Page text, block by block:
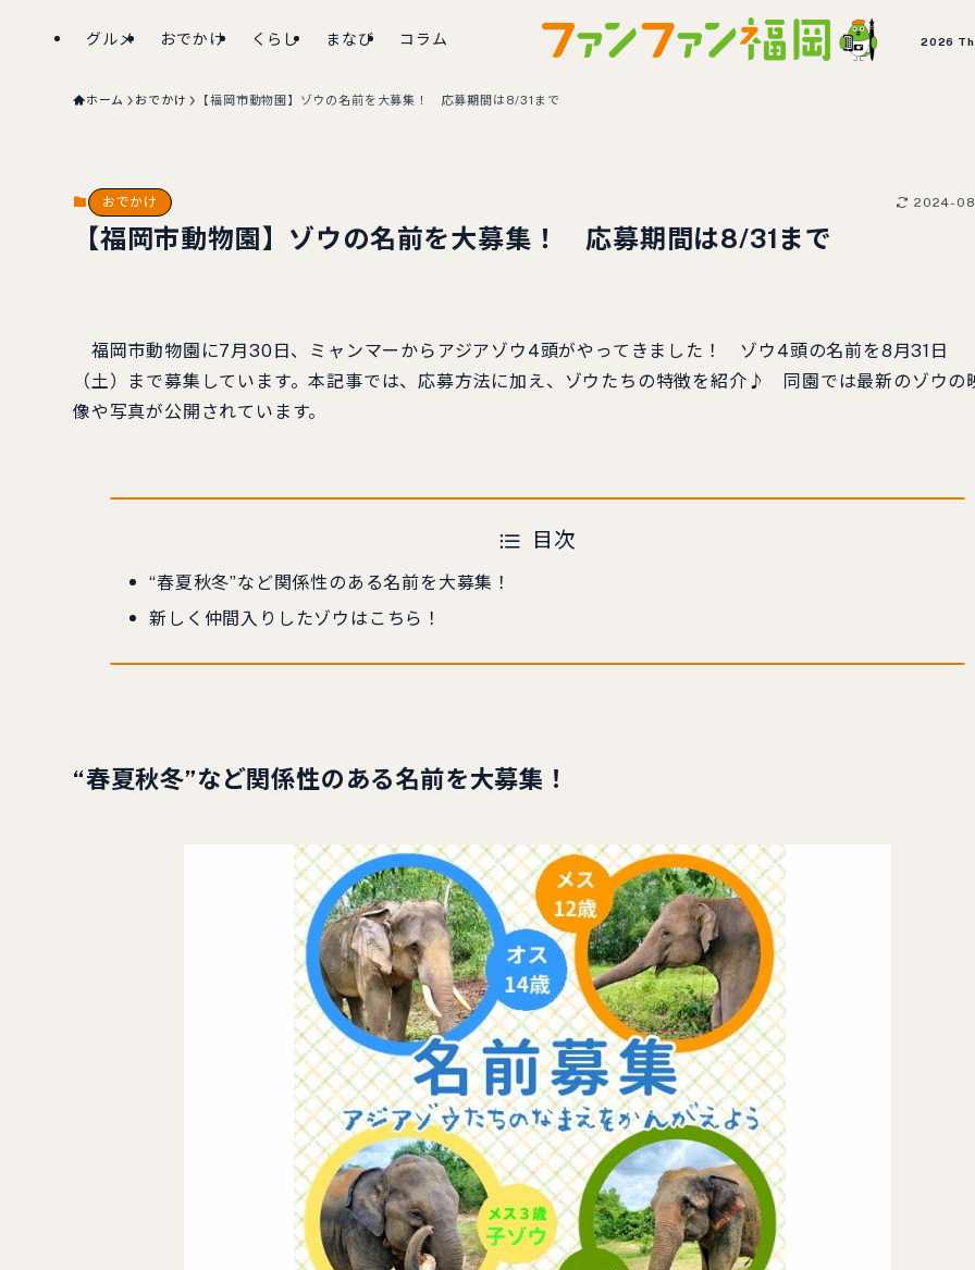
グルメ おでかけ くらし まなび コラム 2026
ホーム おでかけ 【福岡市動物園】ゾウの名前を大募集！ 応募期間は8/31まで
おでかけ 2024-
【福岡市動物園】ゾウの名前を大募集！ 応募期間は8/31まで
福岡市動物園に7月30日、ミャンマーからアジアゾウ4頭がやってきました！ ゾウ4頭の名前を8月31日
（土）まで募集しています。本記事では、応募方法に加え、ゾウたちの特徴を紹介♪ 同園では最新のゾウの
像や写真が公開されています。
目次
“春夏秋冬”など関係性のある名前を大募集！
新しく仲間入りしたゾウはこちら！
“春夏秋冬”など関係性のある名前を大募集！